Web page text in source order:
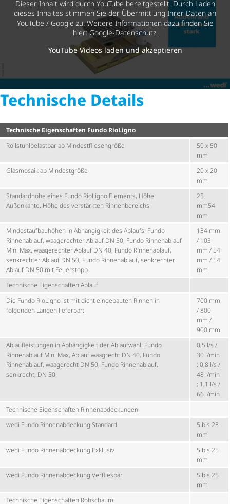
Dieser Inhalt wird durch YouTube bereitgestellt. Durch Laden
dieses Inhaltes stimmen Sie der Übermittlung Ihrer Daten an
YouTube / Google zu. Weitere Informationen dazu finden Sie
hier:Google-Datenschutz.
YouTube Videos laden und akzeptieren
Technische Details
Technische Eigenschaften Fundo RioLigno
Roll­stuhl­be­lastbar ab Mindest­flie­sen­größe
50 x 50
mm
Glasmosaik ab Mindestgröße
20 x 20
mm
Standardhöhe eines Fundo RioLigno Elements, Höhe
Außenkante, Höhe des verstärkten Rinnenbereichs
25
mm54
mm
Mindest­auf­bau­höhen in Abhängigkeit des Ablaufs: Fundo
Rinnenablauf, waagerechter Ablauf DN 50, Fundo Rinnenablauf
Mini Max, waagerechter Ablauf DN 40, Fundo Rinnenablauf,
senkrechter Ablauf DN 50, Fundo Rinnenablauf, senkrechter
Ablauf DN 50 mit Feuerstopp
134 mm
/ 103
mm / 54
mm / 54
mm
Technische Eigenschaften Ablauf
Die Fundo RioLigno ist mit dicht eingebauten Rinnen in
folgenden Längen lieferbar:
700 mm
/ 800
mm /
900 mm
Ablauf­leis­tungen in Abhängigkeit der Ablaufwahl: Fundo
Rinnenablauf Mini Max, Ablauf waagrecht DN 40, Fundo
Rinnenablauf, waagerecht DN 50, Fundo Rinnenablauf,
senkrecht, DN 50
0,5 l/s /
30 l/min
; 0,8 l/s /
48 l/min
; 1,1 l/s /
66 l/min
Technische Eigenschaften Rinnen­ab­de­ckungen
wedi Fundo Rinnen­ab­de­ckung Standard
5 bis 23
mm
wedi Fundo Rinnen­ab­de­ckung Exklusiv
5 bis 25
mm
wedi Fundo Rinnen­ab­de­ckung Verfliesbar
5 bis 25
mm
Technische Eigenschaften Rohschaum: